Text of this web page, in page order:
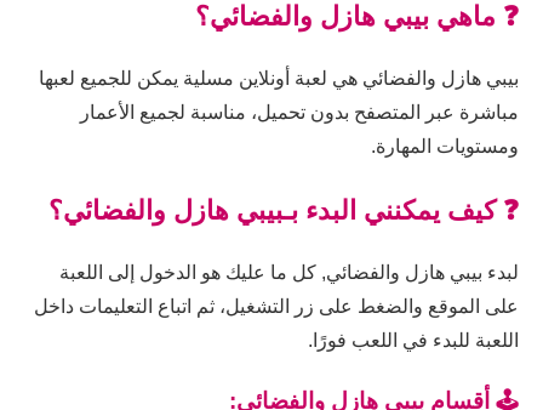
❓ ماهي بيبي هازل والفضائي؟
بيبي هازل والفضائي هي لعبة أونلاين مسلية يمكن للجميع لعبها
مباشرة عبر المتصفح بدون تحميل، مناسبة لجميع الأعمار
ومستويات المهارة.
❓ كيف يمكنني البدء بـبيبي هازل والفضائي؟
لبدء بيبي هازل والفضائي, كل ما عليك هو الدخول إلى اللعبة
على الموقع والضغط على زر التشغيل، ثم اتباع التعليمات داخل
اللعبة للبدء في اللعب فورًا.
🕹️ أقسام بيبي هازل والفضائي: